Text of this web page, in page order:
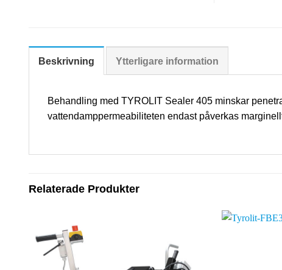
Beskrivning Ytterligare information
Behandling med TYROLIT Sealer 405 minskar
vattendamppermeabiliteten endast påverkas
Relaterade Produkter